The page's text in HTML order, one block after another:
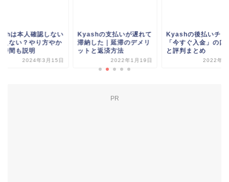
は本人確認しない
えない？やり方やか
時間も説明
2024年3月15日
Kyashの支払いが遅れて
滞納した｜延滞のデメリ
ットと返済方法
2022年1月19日
Kyashの後払いチャ
「今すぐ入金」の口
と評判まとめ
2022年4
PR